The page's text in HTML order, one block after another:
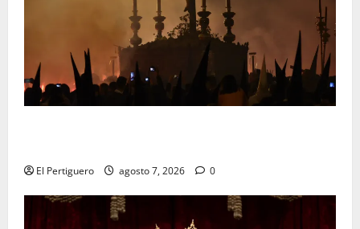
El Pertiguero agosto 7, 2026 0